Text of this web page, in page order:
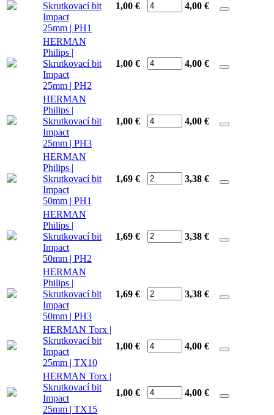
Skrutkovací bit
Impact
25mm | PH1
1,00 € 4,00 €
HERMAN
Philips |
Skrutkovací bit
Impact
25mm | PH2
1,00 € 4,00 €
HERMAN
Philips |
Skrutkovací bit
Impact
25mm | PH3
1,00 € 4,00 €
HERMAN
Philips |
Skrutkovací bit
Impact
50mm | PH1
1,69 € 3,38 €
HERMAN
Philips |
Skrutkovací bit
Impact
50mm | PH2
1,69 € 3,38 €
HERMAN
Philips |
Skrutkovací bit
Impact
50mm | PH3
1,69 € 3,38 €
HERMAN Torx |
Skrutkovací bit
Impact
25mm | TX10
1,00 € 4,00 €
HERMAN Torx |
Skrutkovací bit
Impact
25mm | TX15
1,00 € 4,00 €